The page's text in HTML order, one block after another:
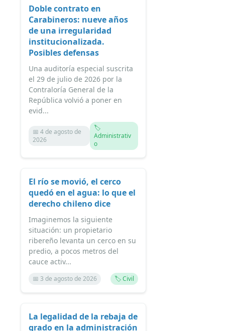
Doble contrato en
Carabineros: nueve años
de una irregularidad
institucionalizada.
Posibles defensas
Una auditoría especial suscrita
el 29 de julio de 2026 por la
Contraloría General de la
República volvió a poner en
evid...
📅 4 de agosto de
2026
🏷️
Administrativ
o
El río se movió, el cerco
quedó en el agua: lo que el
derecho chileno dice
Imaginemos la siguiente
situación: un propietario
ribereño levanta un cerco en su
predio, a pocos metros del
cauce activ...
📅 3 de agosto de 2026 🏷️ Civil
La legalidad de la rebaja de
grado en la administración